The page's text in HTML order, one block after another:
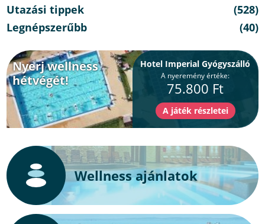
Utazási tippek
(528)
Legnépszerűbb
(40)
Nyerj wellness
hétvégét!
Hotel Imperial Gyógyszálló
A nyeremény értéke:
75.800 Ft
Wellness ajánlatok